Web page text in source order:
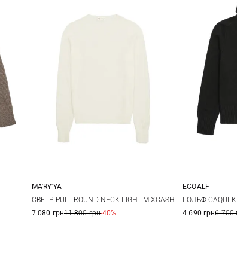
XS S M
MA'RY'YA
СВЕТР PULL ROUND NECK LIGHT MIXCASH
7 080 грн11 800 грн-40%
S
ECOALF
ГОЛЬФ CAQUI
4 690 грн6 700